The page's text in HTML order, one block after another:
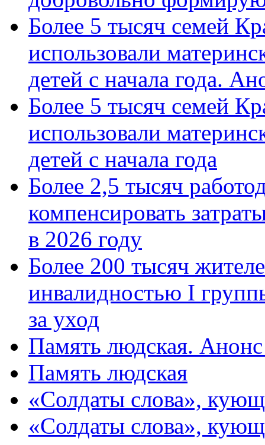
Более 5 тысяч семей
использовали
детей с начала года.
Более 5 тысяч семей
использовали
детей с начала года
Более 2,5 тысяч
компенсировать
в 2026 году
Более 200 тысяч
инвалидностью I
за уход
Память людская.
Память людская
«Солдаты слова»,
«Солдаты слова»,